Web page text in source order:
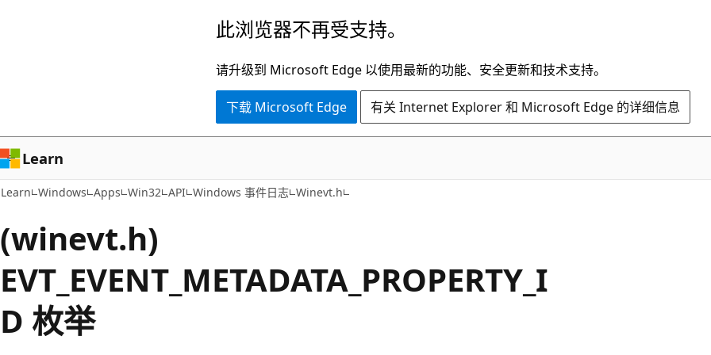
容
此浏览器不再受支持。
请升级到 Microsoft Edge 以使用最新的功能、安全更新和技术支持。
下载 Microsoft Edge 有关 Internet Explorer 和 Microsoft Edge 的详细信息
Learn
Learn Windows Apps Win32 API Windows 事件日志 Winevt.h
(winevt.h)
EVT_EVENT_METADATA_PROPERTY_I
D 枚举